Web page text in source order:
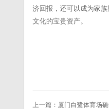
济回报，还可以成为家
文化的宝贵资产。
上一篇： 厦门白鹭体育场